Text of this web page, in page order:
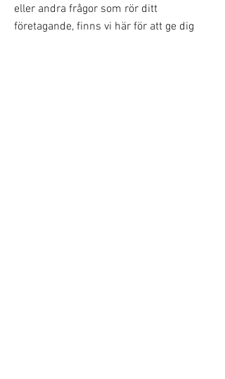
eller andra frågor som rör ditt
företagande, finns vi här för att ge dig